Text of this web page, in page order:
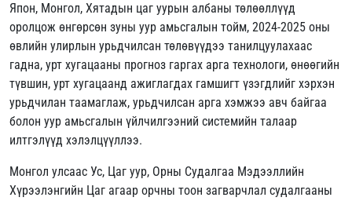
Япон, Монгол, Хятадын цаг уурын албаны төлөөллүүд
оролцож өнгөрсөн зуны уур амьсгалын тойм, 2024-2025 оны
өвлийн улирлын урьдчилсан төлөвүүдээ танилцуулахаас
гадна, урт хугацааны прогноз гаргах арга технологи, өнөөгийн
түвшин, урт хугацаанд ажиглагдах гамшигт үзэгдлийг хэрхэн
урьдчилан таамаглаж, урьдчилсан арга хэмжээ авч байгаа
болон уур амьсгалын үйлчилгээний системийн талаар
илтгэлүүд хэлэлцүүллээ.
Монгол улсаас Ус, Цаг уур, Орны Судалгаа Мэдээллийн
Хүрээлэнгийн Цаг агаар орчны тоон загварчлал судалгааны